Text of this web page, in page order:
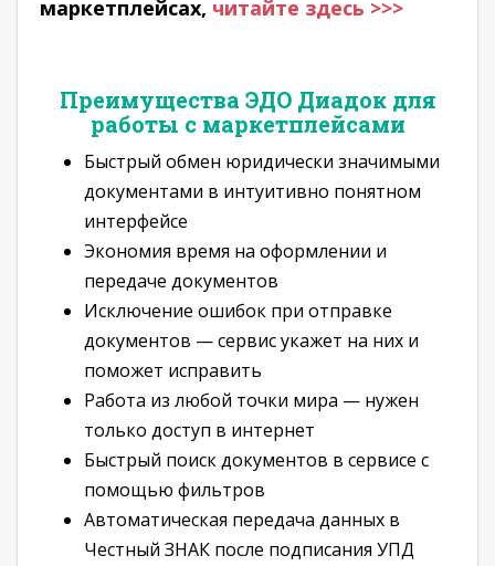
маркетплейсах, читайте здесь >>>
Преимущества ЭДО Диадок для
работы с маркетплейсами
Быстрый обмен юридически значимыми
документами в интуитивно понятном
интерфейсе
Экономия время на оформлении и
передаче документов
Исключение ошибок при отправке
документов — сервис укажет на них и
поможет исправить
Работа из любой точки мира — нужен
только доступ в интернет
Быстрый поиск документов в сервисе с
помощью фильтров
Автоматическая передача данных в
Честный ЗНАК после подписания УПД